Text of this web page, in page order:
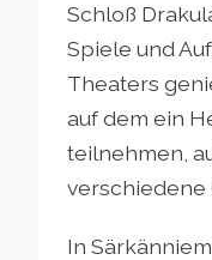
Schloß
Spiele und
Theaters
auf dem ein
teilnehmen,
verschiedene
In